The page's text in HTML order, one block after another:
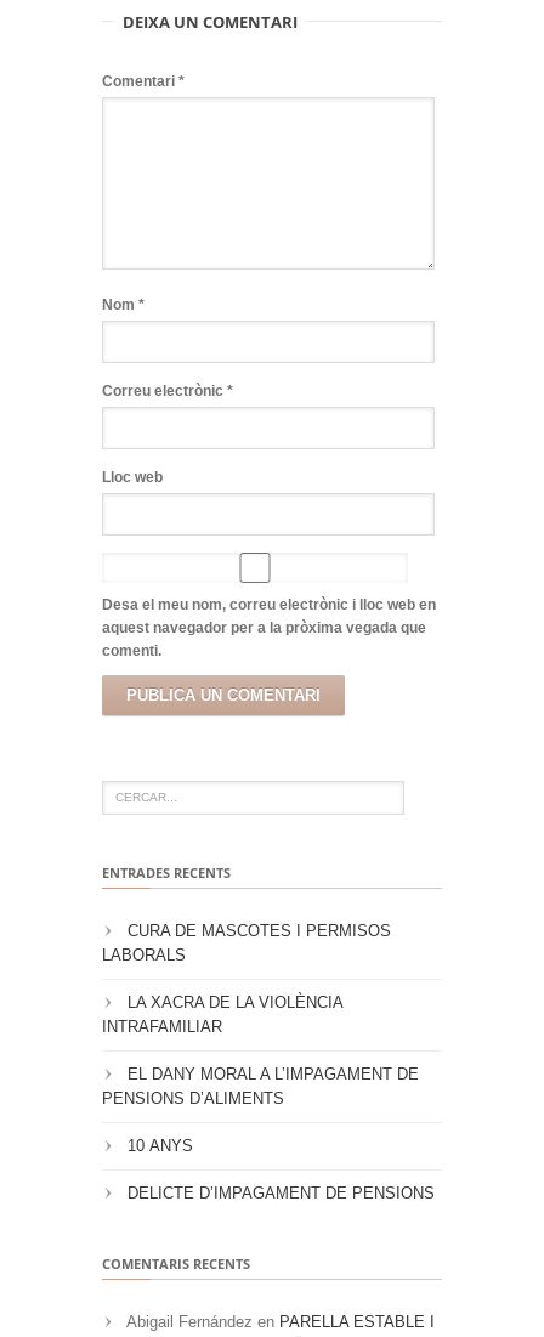
DEIXA UN COMENTARI
Comentari *
Nom *
Correu electrònic *
Lloc web
Desa el meu nom, correu electrònic i lloc web en
aquest navegador per a la pròxima vegada que
comenti.
ENTRADES RECENTS
CURA DE MASCOTES I PERMISOS
LABORALS
LA XACRA DE LA VIOLÈNCIA
INTRAFAMILIAR
EL DANY MORAL A L’IMPAGAMENT DE
PENSIONS D’ALIMENTS
10 ANYS
DELICTE D’IMPAGAMENT DE PENSIONS
COMENTARIS RECENTS
Abigail Fernández en PARELLA ESTABLE I